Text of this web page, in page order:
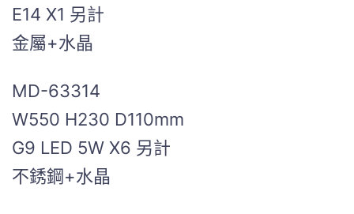
E14 X1 另計
金屬+水晶
MD-63314
W550 H230 D110mm
G9 LED 5W X6 另計
不銹鋼+水晶